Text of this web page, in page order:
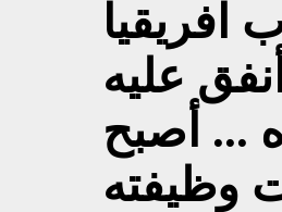
عليه
... أصبح
وظيفته